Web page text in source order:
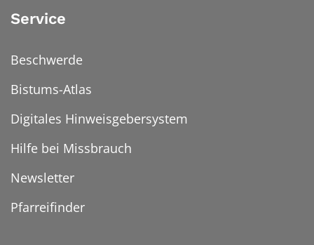
Service
Beschwerde
Bistums-Atlas
Digitales Hinweisgebersystem
Hilfe bei Missbrauch
Newsletter
Pfarreifinder